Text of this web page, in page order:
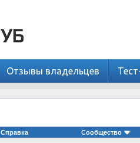
Отзывы владельцев
Справка Сообщество